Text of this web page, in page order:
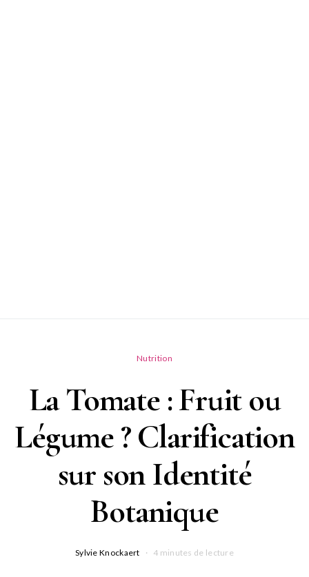
Nutrition
La Tomate : Fruit ou
Légume ? Clarification
sur son Identité
Botanique
Sylvie Knockaert 4 minutes de lecture